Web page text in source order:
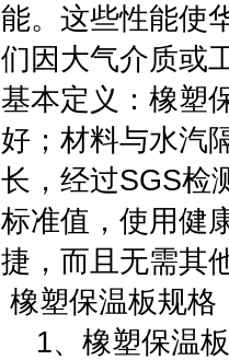
能。这些性能使
们因大气介质或
基本定义：橡塑
好；材料与水汽
长，经过SGS检
标准值，使用健
捷，而且无需其
橡塑保温板规格
1、橡塑保温板